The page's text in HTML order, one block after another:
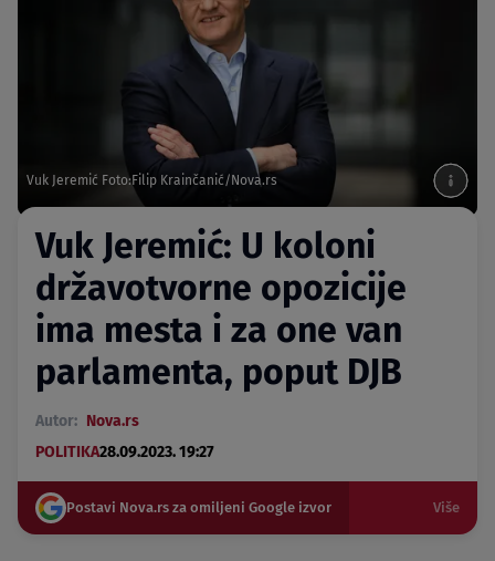
Vuk Jeremić Foto:Filip Krainčanić/Nova.rs
Vuk Jeremić: U koloni
državotvorne opozicije
ima mesta i za one van
parlamenta, poput DJB
Autor: Nova.rs
POLITIKA28.09.2023. 19:27
Postavi Nova.rs za omiljeni Google izvor Više